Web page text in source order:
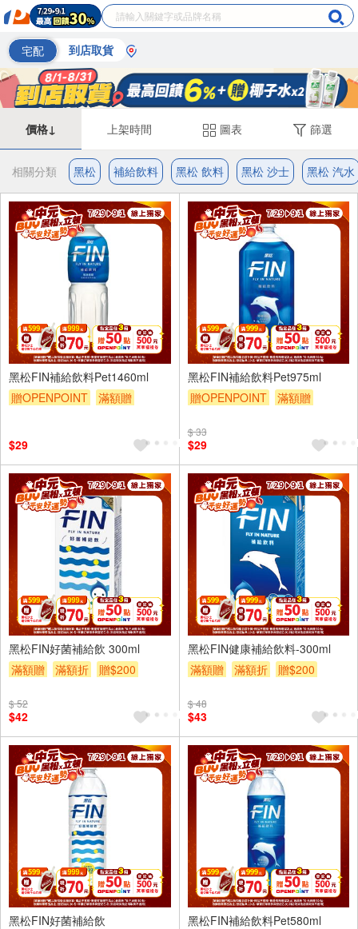
宅配 到店取貨
價格↓ 上架時間 圖表 篩選
相關分類 黑松 補給飲料 黑松 飲料 黑松 沙士 黑松 汽水
黑松FIN補給飲料Pet1460ml
贈OPENPOINT
滿額贈
$29
黑松FIN補給飲料Pet975ml
贈OPENPOINT
滿額贈
$ 33
$29
6入
黑松FIN好菌補給飲 300ml
滿額贈
滿額折 贈$200
$ 52
$42
6入
黑松FIN健康補給飲料-300ml
滿額贈
滿額折 贈$200
$ 48
$43
4入
黑松FIN好菌補給飲
4入
黑松FIN補給飲料Pet580ml